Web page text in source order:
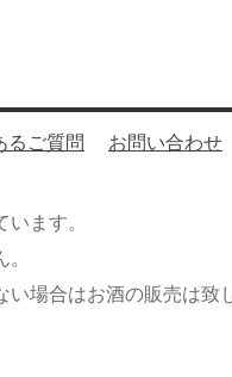
るご質問 お問い合わせ
ます。
場合はお酒の販売は致